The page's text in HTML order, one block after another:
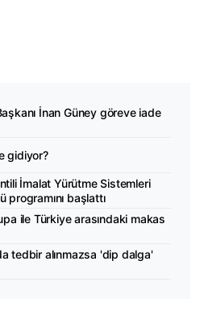
İnan Güney göreve iade
gidiyor?
İmalat Yürütme Sistemleri
programını başlattı
ile Türkiye arasındaki makas
tedbir alınmazsa 'dip dalga'